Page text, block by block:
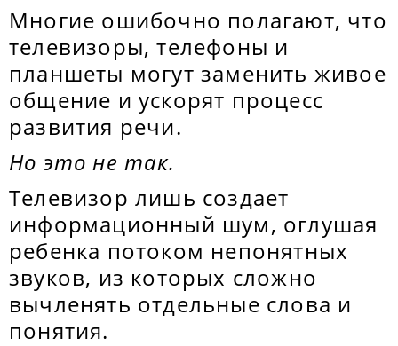
Многие ошибочно полагают, что
телевизоры, телефоны и
планшеты могут заменить живое
общение и ускорят процесс
развития речи.
Но это не так.
Телевизор лишь создает
информационный шум, оглушая
ребенка потоком непонятных
звуков, из которых сложно
вычленять отдельные слова и
понятия.